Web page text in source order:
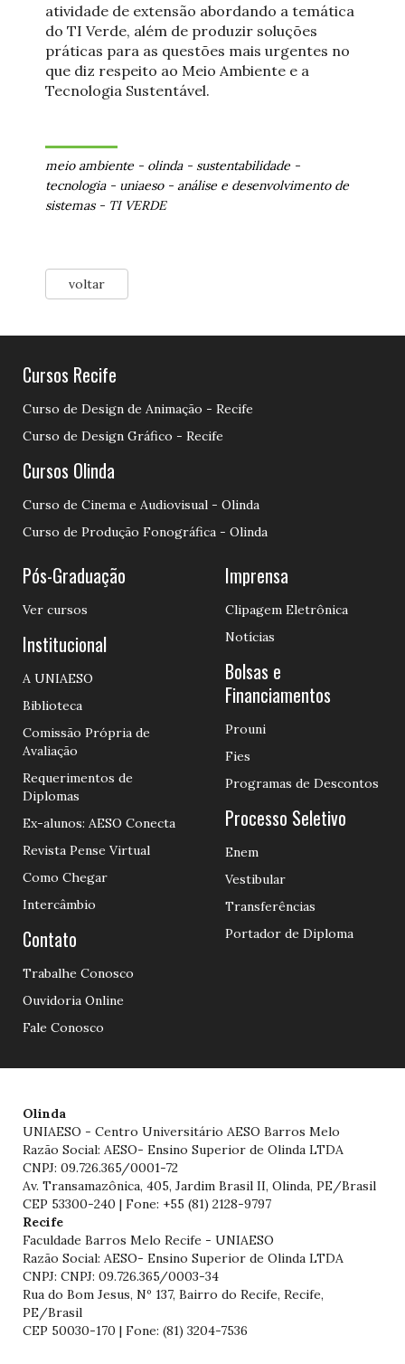
atividade de extensão abordando a temática
do TI Verde, além de produzir soluções
práticas para as questões mais urgentes no
que diz respeito ao Meio Ambiente e a
Tecnologia Sustentável.
meio ambiente - olinda- sustentabilidade -
tecnologia- uniaeso- análise e desenvolvimento de
sistemas- TI VERDE
voltar
Cursos Recife
Curso de Design de Animação - Recife
Curso de Design Gráfico - Recife
Cursos Olinda
Curso de Cinema e Audiovisual - Olinda
Curso de Produção Fonográfica - Olinda
Pós-Graduação
Ver cursos
Institucional
A UNIAESO
Biblioteca
Comissão Própria de
Avaliação
Requerimentos de
Diplomas
Ex-alunos: AESO Conecta
Revista Pense Virtual
Como Chegar
Intercâmbio
Contato
Trabalhe Conosco
Ouvidoria Online
Fale Conosco
Imprensa
Clipagem Eletrônica
Notícias
Bolsas e
Financiamentos
Prouni
Fies
Programas de Descontos
Processo Seletivo
Enem
Vestibular
Transferências
Portador de Diploma
Olinda
UNIAESO - Centro Universitário AESO Barros Melo
Razão Social: AESO- Ensino Superior de Olinda LTDA
CNPJ: 09.726.365/0001-72
Av. Transamazônica, 405, Jardim Brasil II, Olinda, PE/Brasil
CEP 53300-240 | Fone: +55 (81) 2128-9797
Recife
Faculdade Barros Melo Recife - UNIAESO
Razão Social: AESO- Ensino Superior de Olinda LTDA
CNPJ: CNPJ: 09.726.365/0003-34
Rua do Bom Jesus, Nº 137, Bairro do Recife, Recife,
PE/Brasil
CEP 50030-170 | Fone: (81) 3204-7536